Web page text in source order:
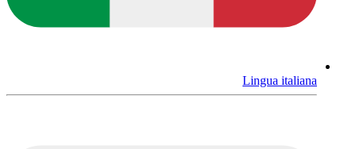
Lingua italiana